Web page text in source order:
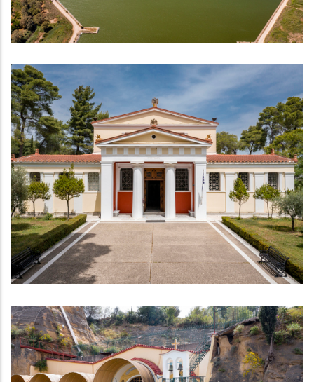
ΑΞΙΟΘΈΑΤΑ
Μουσείο της Ιστορίας των Ολυμπιακών
Αγώνων της Αρχαιότητας
ΜΟΥΣΕΊΑ - ΑΡΧΑΙΟΛΟΓΙΚΟΊ ΧΏΡΟΙ